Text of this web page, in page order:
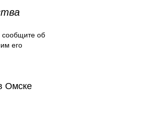
сообщите об
его
Омске